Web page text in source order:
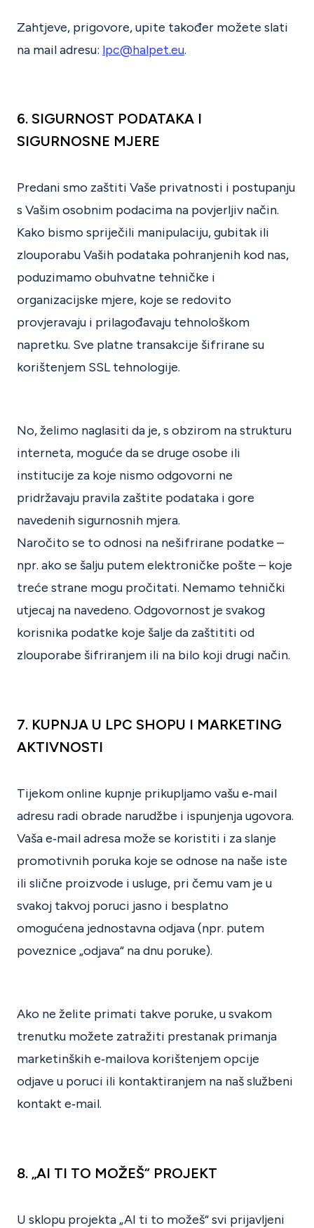
Zahtjeve, prigovore, upite također možete slati
na mail adresu: lpc@halpet.eu.
6. SIGURNOST PODATAKA I
SIGURNOSNE MJERE
Predani smo zaštiti Vaše privatnosti i postupanju
s Vašim osobnim podacima na povjerljiv način.
Kako bismo spriječili manipulaciju, gubitak ili
zlouporabu Vaših podataka pohranjenih kod nas,
poduzimamo obuhvatne tehničke i
organizacijske mjere, koje se redovito
provjeravaju i prilagođavaju tehnološkom
napretku. Sve platne transakcije šifrirane su
korištenjem SSL tehnologije.
No, želimo naglasiti da je, s obzirom na strukturu
interneta, moguće da se druge osobe ili
institucije za koje nismo odgovorni ne
pridržavaju pravila zaštite podataka i gore
navedenih sigurnosnih mjera.
Naročito se to odnosi na nešifrirane podatke –
npr. ako se šalju putem elektroničke pošte – koje
treće strane mogu pročitati. Nemamo tehnički
utjecaj na navedeno. Odgovornost je svakog
korisnika podatke koje šalje da zaštititi od
zlouporabe šifriranjem ili na bilo koji drugi način.
7. KUPNJA U LPC SHOPU I MARKETING
AKTIVNOSTI
Tijekom online kupnje prikupljamo vašu e‑mail
adresu radi obrade narudžbe i ispunjenja ugovora.
Vaša e‑mail adresa može se koristiti i za slanje
promotivnih poruka koje se odnose na naše iste
ili slične proizvode i usluge, pri čemu vam je u
svakoj takvoj poruci jasno i besplatno
omogućena jednostavna odjava (npr. putem
poveznice „odjava“ na dnu poruke).
Ako ne želite primati takve poruke, u svakom
trenutku možete zatražiti prestanak primanja
marketinških e‑mailova korištenjem opcije
odjave u poruci ili kontaktiranjem na naš službeni
kontakt e‑mail.
8. „AI TI TO MOŽEŠ“ PROJEKT
U sklopu projekta „AI ti to možeš“ svi prijavljeni